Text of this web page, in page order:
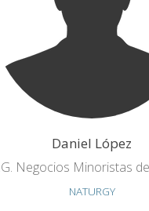
Daniel López
Negocios Minoristas
NATURGY